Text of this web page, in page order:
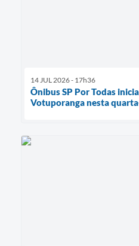
14 JUL 2026 - 17h36
Ônibus SP Por Todas
Votuporanga nesta